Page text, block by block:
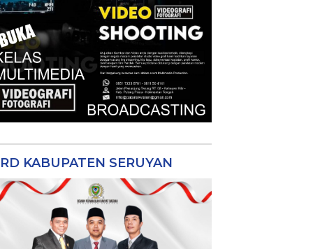
KABUPATEN SERUYAN